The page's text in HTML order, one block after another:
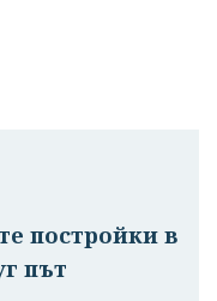
постройки в
път